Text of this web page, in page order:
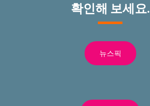
확인해 보세요.
뉴스픽